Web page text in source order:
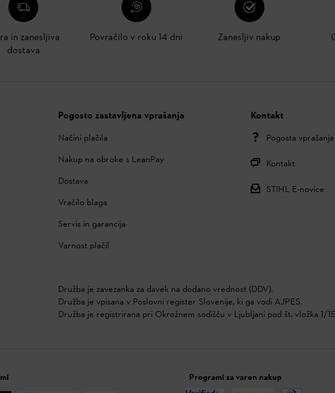
in zanesljiva
dostava
Povračilo v roku 14 dni Zanesljiv nakup
Pogosto zastavljena vprašanja
Načini plačila
Nakup na obroke s LeanPay
Dostava
Vračilo blaga
Servis in garancija
Varnost plačil
Kontakt
Pogosta vprašanja
Kontakt
STIHL E-novice
Družba je zavezanka za davek na dodano vrednost (DDV).
Družba je vpisana v Poslovni register Slovenije, ki ga vodi AJPES.
Družba je registrirana pri Okrožnem sodišču v Ljubljani pod št. vložka 1/
Programi za varen nakup